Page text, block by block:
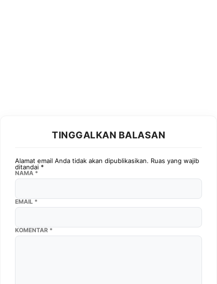
TINGGALKAN BALASAN
Alamat email Anda tidak akan dipublikasikan. Ruas yang wajib
ditandai *
KOMENTAR *
NAMA *
EMAIL *